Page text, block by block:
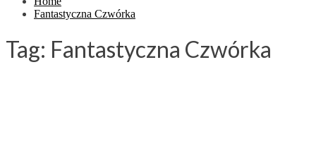
Fantastyczna Czwórka
Tag: Fantastyczna Czwórka